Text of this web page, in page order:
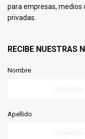
para empresas, medios
privadas.
RECIBE NUESTRAS
Nombre
Apellido